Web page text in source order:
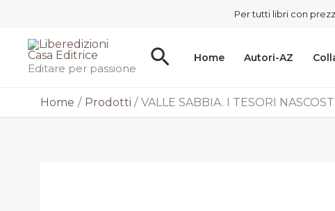
contenuto
Per tutti libri con
Editare per passione CercaHome Autori-AZ
Home Prodotti VALLE SABBIA. I TESORI